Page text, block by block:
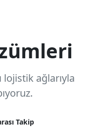
lojistik ağlarıyla
Takip